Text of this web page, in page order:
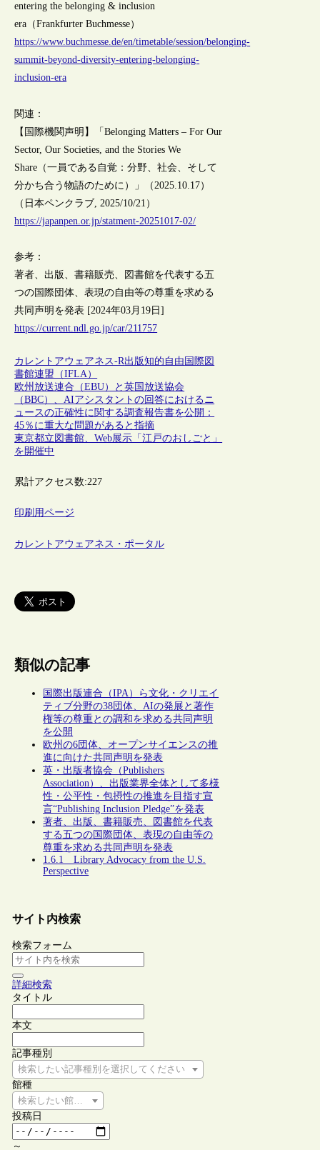
entering the belonging & inclusion
era（Frankfurter Buchmesse）
https://www.buchmesse.de/en/timetable/session/belonging-
summit-beyond-diversity-entering-belonging-
inclusion-era
関連：
【国際機関声明】「Belonging Matters – For Our
Sector, Our Societies, and the Stories We
Share（一員である自覚：分野、社会、そして
分かち合う物語のために）」（2025.10.17）
（日本ペンクラブ, 2025/10/21）
https://japanpen.or.jp/statment-20251017-02/
参考：
著者、出版、書籍販売、図書館を代表する五
つの国際団体、表現の自由等の尊重を求める
共同声明を発表 [2024年03月19日]
https://current.ndl.go.jp/car/211757
カレントアウェアネス-R出版知的自由 国際図
書館連盟（IFLA）
欧州放送連合（EBU）と英国放送協会
（BBC）、AIアシスタントの回答におけるニ
ュースの正確性に関する調査報告書を公開：
45％に重大な問題があると指摘
東京都立図書館、Web展示「江戸のおしごと」
を開催中
累計アクセス数:227
印刷用ページ
カレントアウェアネス・ポータル
類似の記事
国際出版連合（IPA）ら文化・クリエイ
ティブ分野の38団体、AIの発展と著作
権等の尊重との調和を求める共同声明
を公開
欧州の6団体、オープンサイエンスの推
進に向けた共同声明を発表
英・出版者協会（Publishers
Association）、出版業界全体として多様
性・公平性・包摂性の推進を目指す宣
言“Publishing Inclusion Pledge”を発表
著者、出版、書籍販売、図書館を代表
する五つの国際団体、表現の自由等の
尊重を求める共同声明を発表
1.6.1 Library Advocacy from the U.S.
Perspective
サイト内検索
検索フォーム
詳細検索
タイトル
本文
記事種別
検索したい記事種別を選択してください
館種
検索したい館種を選択してください
投稿日
～